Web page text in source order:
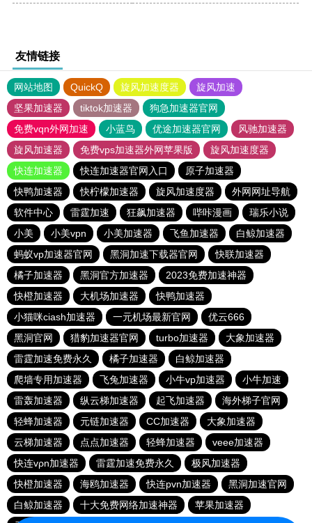
友情链接
网站地图 QuickQ 旋风加速度器
旋风加速
坚果加速器
tiktok加速器
狗急加速器官网
免费vqn外网加速
小蓝鸟 优途加速器官网
风驰加速器
旋风加速器
免费vps加速器外网苹果版
旋风加速度器
快连加速器
快连加速器官网入口
原子加速器
快鸭加速器
快柠檬加速器 旋风加速度器
外网网址导航
软件中心
雷霆加速 狂飙加速器 哔咔漫画
瑞乐小说
小美
小美vpn 小美加速器 飞鱼加速器
白鲸加速器
蚂蚁vp加速器官网
黑洞加速下载器官网
快联加速器
橘子加速器
黑洞官方加速器
2023免费加速神器
快橙加速器
大机场加速器
快鸭加速器
小猫咪ciash加速器
一元机场最新官网
优云666
黑洞官网
猎豹加速器官网 turbo加速器
大象加速器
雷霆加速免费永久
橘子加速器
白鲸加速器
爬墙专用加速器
飞兔加速器 小牛vp加速器
小牛加速
雷轰加速器
纵云梯加速器 起飞加速器
海外梯子官网
轻蜂加速器
元链加速器 CC加速器
大象加速器
云梯加速器
点点加速器 轻蜂加速器
veee加速器
快连vρn加速器
雷霆加速免费永久
极风加速器
快橙加速器
海鸥加速器 快连pvn加速器
黑洞加速官网
白鲸加速器
十大免费网络加速神器
苹果加速器